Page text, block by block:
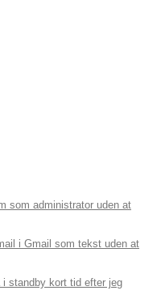
som administrator uden at
i Gmail som tekst uden at
i standby kort tid efter jeg